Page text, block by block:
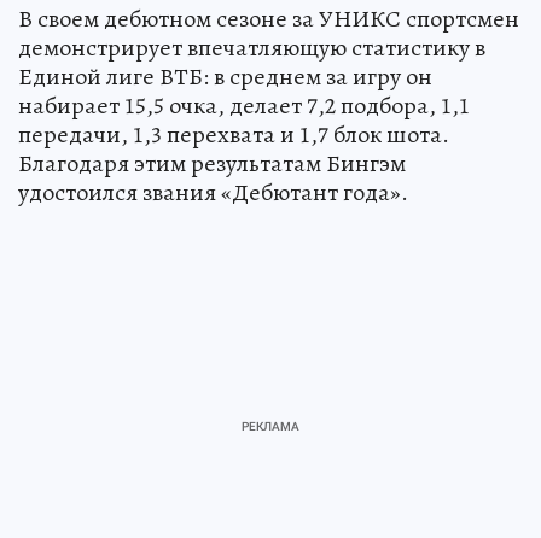
В своем дебютном сезоне за УНИКС спортсмен
демонстрирует впечатляющую статистику в
Единой лиге ВТБ: в среднем за игру он
набирает 15,5 очка, делает 7,2 подбора, 1,1
передачи, 1,3 перехвата и 1,7 блок шота.
Благодаря этим результатам Бингэм
удостоился звания «Дебютант года».